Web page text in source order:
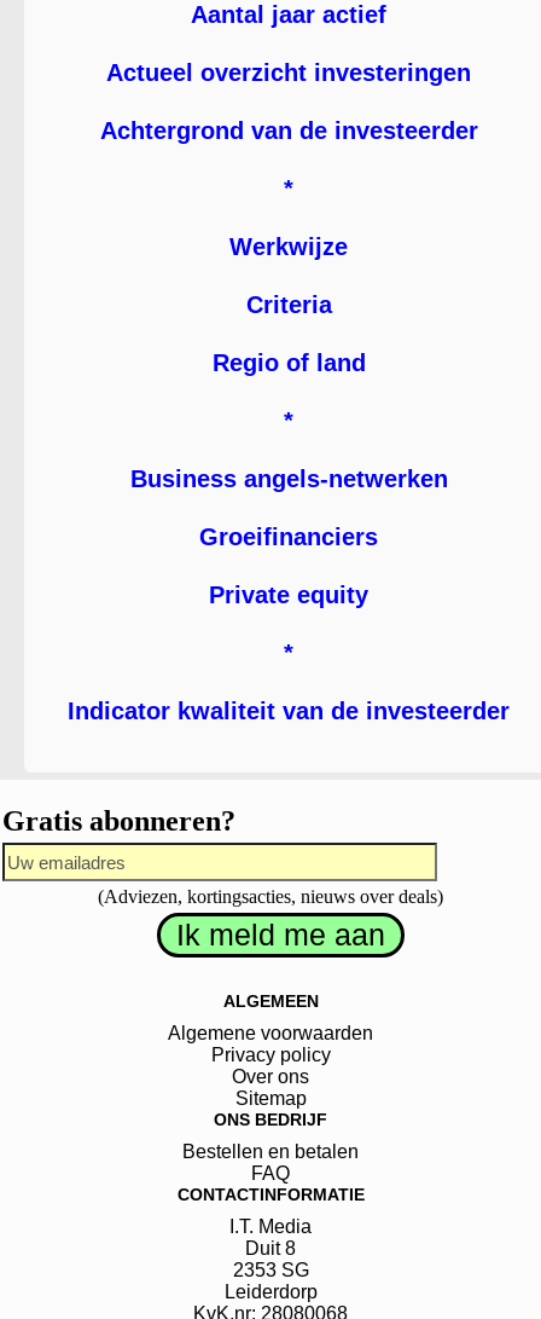
Aantal jaar actief
Actueel overzicht investeringen
Achtergrond van de investeerder
*
Werkwijze
Criteria
Regio of land
*
Business angels-netwerken
Groeifinanciers
Private equity
*
Indicator kwaliteit van de investeerder
Gratis abonneren?
(Adviezen, kortingsacties, nieuws over deals)
ALGEMEEN
Algemene voorwaarden
Privacy policy
Over ons
Sitemap
ONS BEDRIJF
Bestellen en betalen
FAQ
CONTACTINFORMATIE
I.T. Media
Duit8
2353 SG
Leiderdorp
KvK.nr: 28080068